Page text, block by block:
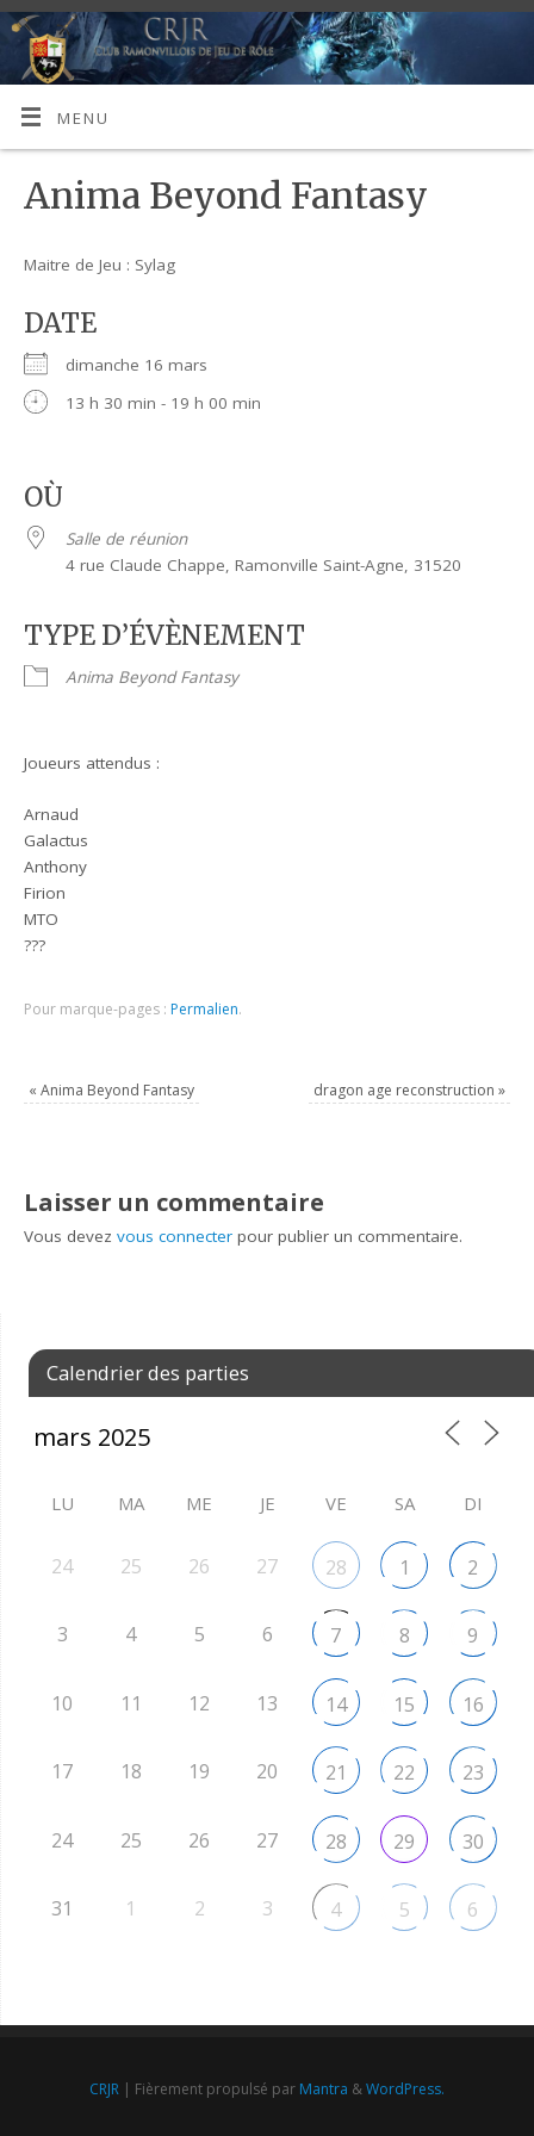
MENU
Anima Beyond Fantasy
Maitre de Jeu : Sylag
DATE
dimanche 16 mars
13 h 30 min - 19 h 00 min
OÙ
Salle de réunion
4 rue Claude Chappe, Ramonville Saint-Agne, 31520
TYPE D’ÉVÈNEMENT
Anima Beyond Fantasy
Joueurs attendus :
Arnaud
Galactus
Anthony
Firion
MTO
???
Pour marque-pages : Permalien.
« Anima Beyond Fantasy dragon age reconstruction »
Laisser un commentaire
Vous devezvous connecter pour publier un commentaire.
Calendrier des parties
LU MA ME JE VE SA DI
24 25 26 27 28 1 2
3 4 5 6 7 8 9
10 11 12 13 14 15 16
17 18 19 20 21 22 23
24 25 26 27 28 29 30
31 1 2 3 4 5 6
CRJR | Fièrement propulsé par Mantra &WordPress.